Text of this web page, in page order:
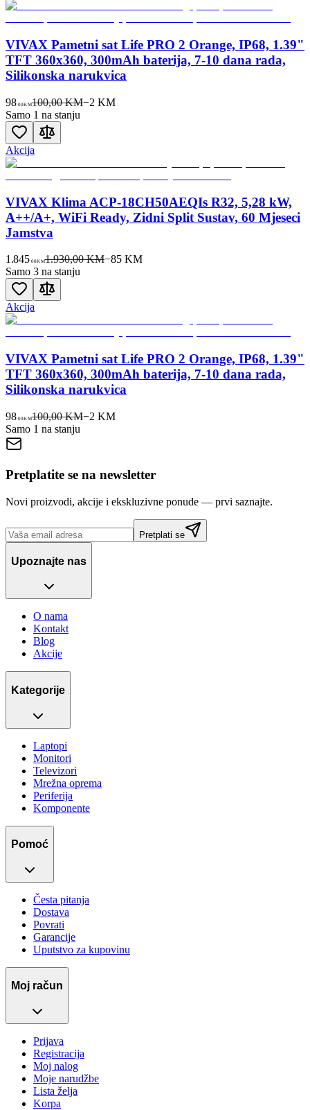
VIVAX Pametni sat Life PRO 2 Orange, IP68, 1.39"
TFT 360x360, 300mAh baterija, 7-10 dana rada,
Silikonska narukvica
98 00KM100,00 KM−2 KM
Samo 1 na stanju
Akcija
VIVAX Klima ACP-18CH50AEQIs R32, 5,28 kW,
A++/A+, WiFi Ready, Zidni Split Sustav, 60 Mjeseci
Jamstva
1.845 00KM1.930,00 KM−85KM
Samo 3 na stanju
Akcija
VIVAX Pametni sat Life PRO 2 Orange, IP68, 1.39"
TFT 360x360, 300mAh baterija, 7-10 dana rada,
Silikonska narukvica
98 00KM100,00 KM−2 KM
Samo 1 na stanju
Pretplatite se na newsletter
Novi proizvodi, akcije i ekskluzivne ponude — prvi saznajte.
Pretplati se
Upoznajte nas
O nama
Kontakt
Blog
Akcije
Kategorije
Laptopi
Monitori
Televizori
Mrežna oprema
Periferija
Komponente
Pomoć
Česta pitanja
Dostava
Povrati
Garancije
Uputstvo za kupovinu
Moj račun
Prijava
Registracija
Moj nalog
Moje narudžbe
Lista želja
Korpa